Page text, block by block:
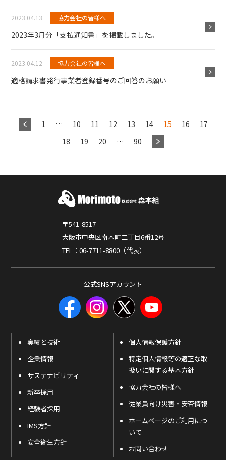
2023.04.13 協力会社の皆様へ
2023年3月分「支払通知書」を掲載しました。
2023.04.12 協力会社の皆様へ
適格請求書発行事業者登録番号のご回答のお願い
1 … 10 11 12 13 14 15 16
17
18
19 20 … 90
〒541-8517
大阪市中央区南本町二丁目6番12号
TEL：06-7711-8800（代表）
公式SNSアカウント
実績と技術
企業情報
サステナビリティ
新卒採用
経験者採用
IMS方針
安全衛生方針
個人情報保護方針
特定個人情報等の適正な取
扱いに関する基本方針
協力会社の皆様へ
従業員向け災害・安否情報
ホームページのご利用につ
いて
お問い合わせ